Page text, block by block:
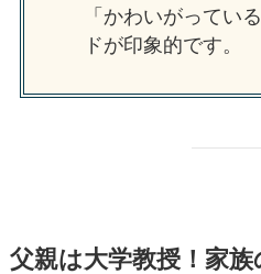
「かわいがってい
ドが印象的です。
父親は大学教授！家